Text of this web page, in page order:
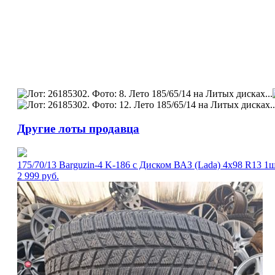
Другие лоты продавца
175/70/13 Barguzin-4 K-186 с Диском ВАЗ (Lada) 4х98 R13
2 999 руб.